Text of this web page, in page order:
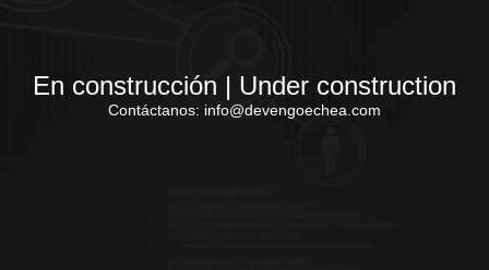
En construcción | Under construction
Contáctanos: info@devengoechea.com